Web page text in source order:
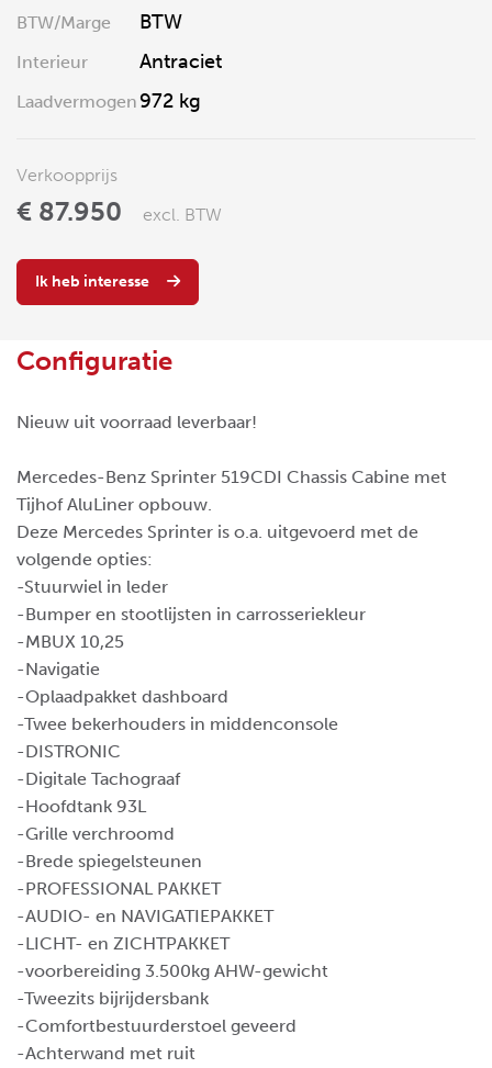
BTW/Marge BTW
Interieur Antraciet
Laadvermogen 972 kg
Verkoopprijs
€ 87.950 excl. BTW
Ik heb interesse
Configuratie
Nieuw uit voorraad leverbaar!
Mercedes-Benz Sprinter 519CDI Chassis Cabine met
Tijhof AluLiner opbouw.
Deze Mercedes Sprinter is o.a. uitgevoerd met de
volgende opties:
-Stuurwiel in leder
-Bumper en stootlijsten in carrosseriekleur
-MBUX 10,25
-Navigatie
-Oplaadpakket dashboard
-Twee bekerhouders in middenconsole
-DISTRONIC
-Digitale Tachograaf
-Hoofdtank 93L
-Grille verchroomd
-Brede spiegelsteunen
-PROFESSIONAL PAKKET
-AUDIO- en NAVIGATIEPAKKET
-LICHT- en ZICHTPAKKET
-voorbereiding 3.500kg AHW-gewicht
-Tweezits bijrijdersbank
-Comfortbestuurderstoel geveerd
-Achterwand met ruit